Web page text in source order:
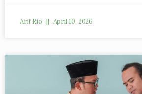
Arif Rio April 10, 2026